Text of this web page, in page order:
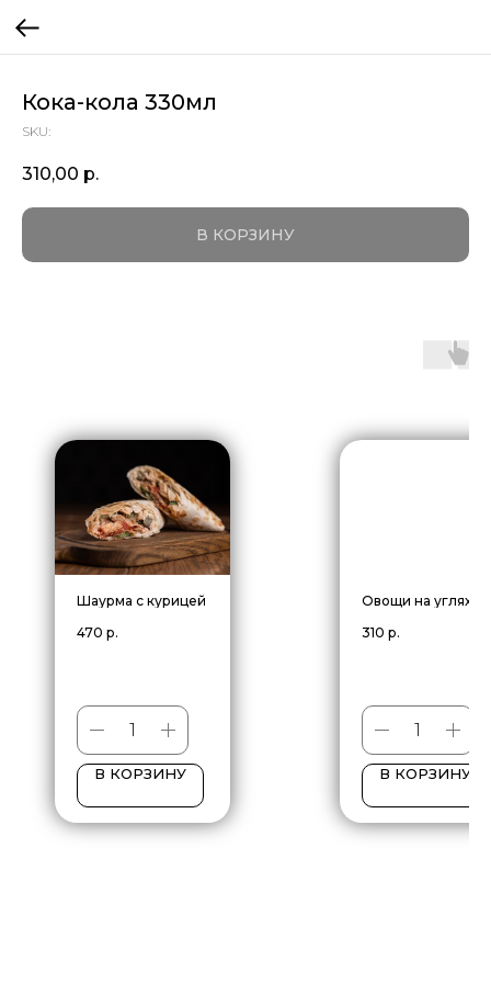
Кока-кола 330мл
SKU:
310,00 р.
В КОРЗИНУ
Шаурма с курицей
470 р.
В КОРЗИНУ
Овощи на углях
310 р.
В КОРЗИНУ